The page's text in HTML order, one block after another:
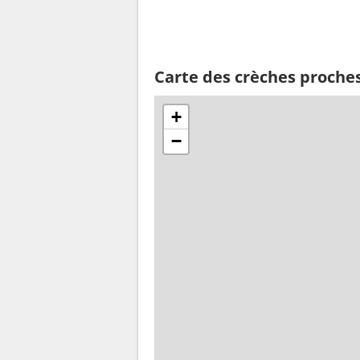
Carte des crèches
+
−